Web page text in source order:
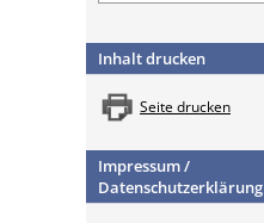
Inhalt drucken
Seite drucken
Impressum /
Datenschutzerklärung